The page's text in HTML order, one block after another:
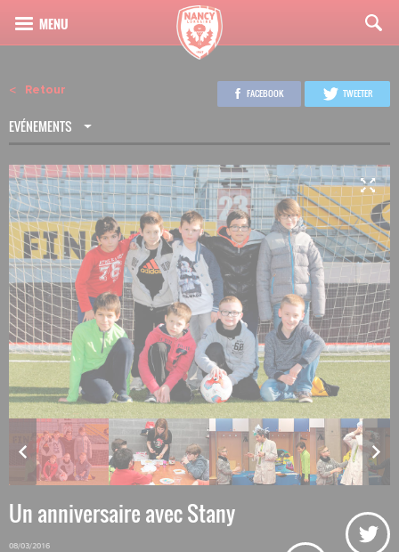
Retour
EVÉNEMENTS
FACEBOOK TWEETER
4 13
Un anniversaire avec Stany
08/03/2016